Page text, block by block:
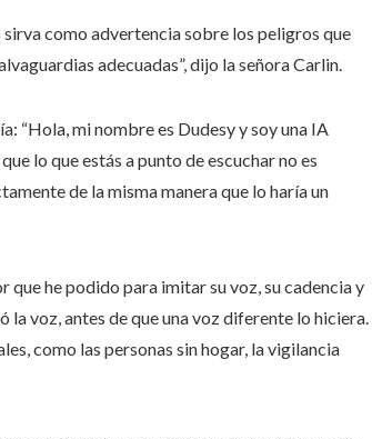
sirva como advertencia sobre los peligros que
adecuadas”, dijo la señora Carlin.
“Hola, mi nombre es Dudesy y soy una IA
lo que estás a punto de escuchar no es
de la misma manera que lo haría un
que he podido para imitar su voz, su cadencia y
la voz, antes de que una voz diferente lo hiciera.
como las personas sin hogar, la vigilancia